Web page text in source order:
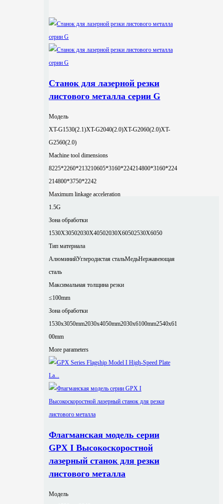
Станок для лазерной резки
листового металла серии G
Модель
XT-G1530(2.1)XT-G2040(2.0)XT-G2060(2.0)XT-
G2560(2.0)
Machine tool dimensions
8225*2260*213210605*3160*224214800*3160*224
214800*3750*2242
Maximum linkage acceleration
1.5G
Зона обработки
1530X30502030X40502030X60502530X6050
Тип материала
АлюминийУглеродистая стальМедьНержавеющая
сталь
Максимальная толщина резки
≤100mm
Зона обработки
1530x3050mm2030x4050mm2030x6100mm2540x61
00mm
More parameters
Флагманская модель серии
GPX I Высокоскоростной
лазерный станок для резки
листового металла
Модель